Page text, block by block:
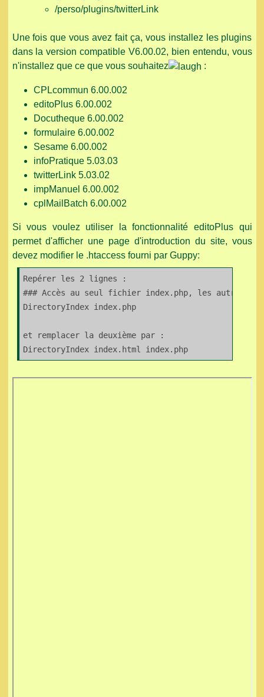
/perso/plugins/twitterLink
Une fois que vous avez fait ça, vous installez les plugins
dans la version compatible V6.00.02, bien entendu, vous
n'installez que ce que vous souhaitez
:
CPLcommun 6.00.002
editoPlus 6.00.002
Docutheque 6.00.002
formulaire 6.00.002
Sesame 6.00.002
infoPratique 5.03.03
twitterLink 5.03.02
impManuel 6.00.002
cplMailBatch 6.00.002
Si vous voulez utiliser la fonctionnalité editoPlus qui
permet d'afficher une page d'introduction du site, vous
devez modifier le .htaccess fourni par Guppy:
Repérer les 2 lignes :
### Accès au seul fichier index.php, les autres
DirectoryIndex index.php
et remplacer la deuxième par :
DirectoryIndex index.html index.php